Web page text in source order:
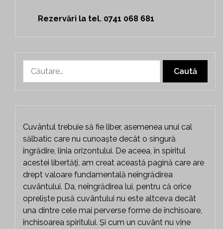
Rezervări la tel. 0741 068 681
după:
Cuvântul trebuie să fie liber, asemenea unui cal
sălbatic care nu cunoaște decât o singură
îngrădire, linia orizontului. De aceea, în spiritul
acestei libertăți, am creat această pagină care are
drept valoare fundamentală neîngrădirea
cuvântului. Da, neîngrădirea lui, pentru că orice
opreliște pusă cuvântului nu este altceva decât
una dintre cele mai perverse forme de închisoare,
închisoarea spiritului. Și cum un cuvânt nu vine